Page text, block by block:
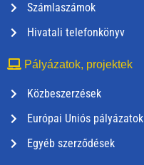
Számlaszámok
Hivatali telefonkönyv
Pályázatok, projektek
Közbeszerzések
Európai Uniós pályázatok
Egyéb szerződések